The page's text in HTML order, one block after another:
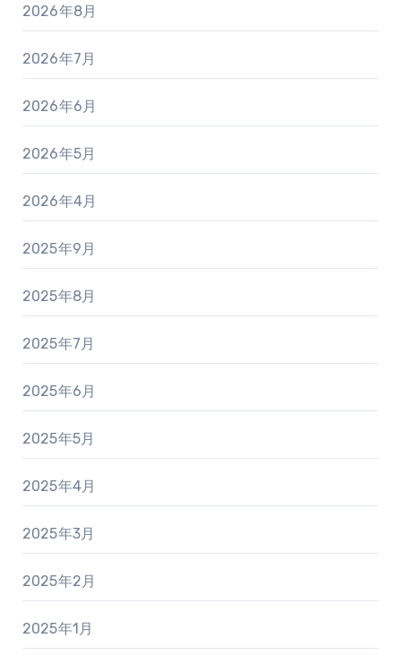
2026年8月
2026年7月
2026年6月
2026年5月
2026年4月
2025年9月
2025年8月
2025年7月
2025年6月
2025年5月
2025年4月
2025年3月
2025年2月
2025年1月